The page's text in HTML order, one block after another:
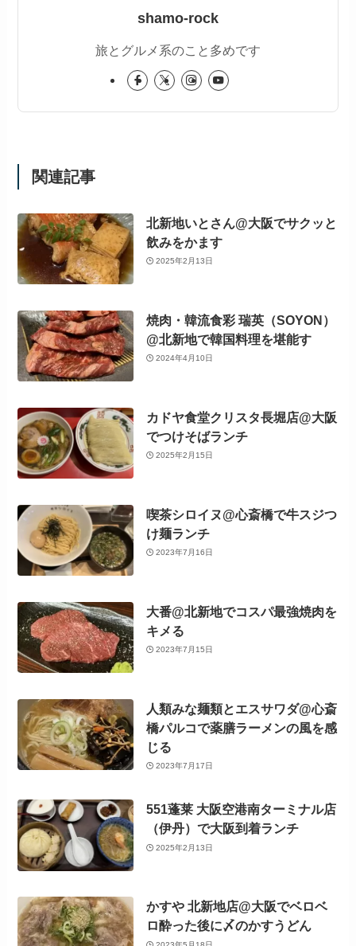
shamo-rock
旅とグルメ系のこと多めです
関連記事
北新地いとさん@大阪でサクッと
飲みをかます
2025年2月13日
焼肉・韓流食彩 瑞英（SOYON）
@北新地で韓国料理を堪能す
2024年4月10日
カドヤ食堂クリスタ長堀店@大阪
でつけそばランチ
2025年2月15日
喫茶シロイヌ@心斎橋で牛スジつ
け麺ランチ
2023年7月16日
大番@北新地でコスパ最強焼肉を
キメる
2023年7月15日
人類みな麺類とエスサワダ@心斎
橋パルコで薬膳ラーメンの風を感
じる
2023年7月17日
551蓬莱 大阪空港南ターミナル店
（伊丹）で大阪到着ランチ
2025年2月13日
かすや 北新地店@大阪でベロベ
ロ酔った後に〆のかすうどん